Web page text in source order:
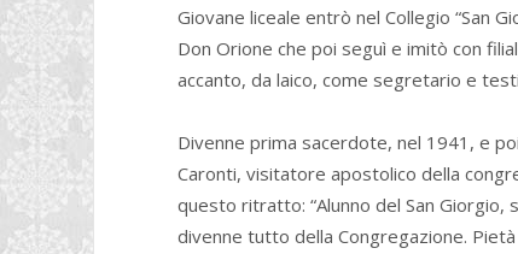
Giovane liceale entrò nel Collegio “San
Don Orione che poi seguì e imitò con
accanto, da laico, come segretario e
Divenne prima sacerdote, nel 1941, e
Caronti, visitatore apostolico della
questo ritratto: “Alunno del San
divenne tutto della Congregazione.